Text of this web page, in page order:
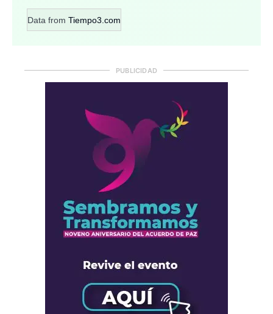
Data from Tiempo3.com
PUBLICIDAD